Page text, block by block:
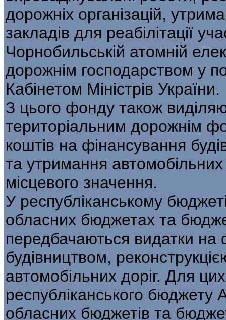
дорожніх організацій,
закладів для реабілітації
Чорнобильській атомній
дорожнім господарством у
Кабінетом Міністрів України.
З цього фонду також
територіальним дорожнім
коштів на фінансування
та утримання автомобільних
місцевого значення.
У республіканському
обласних бюджетах та
передбачаються видатки на
будівництвом,
автомобільних доріг. Для
республіканського бюджету
обласних бюджетів та